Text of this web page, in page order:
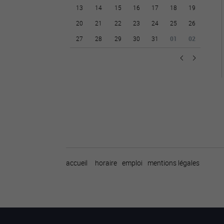
13
14 15 16 17 18
19
20
21 22 23 24 25
26
27
28 29 30 31 01 02
accueil horaire emploi mentions légales